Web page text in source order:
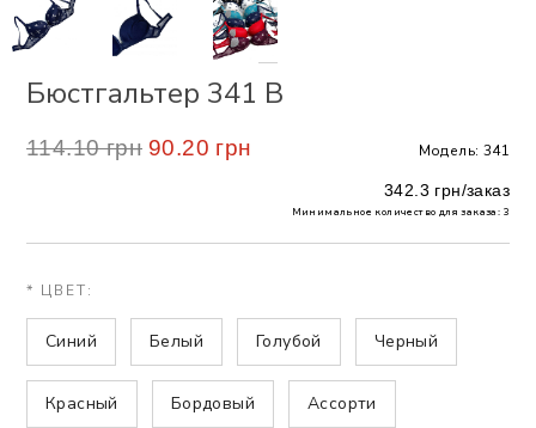
Бюстгальтер 341 В
114.10 грн 90.20 грн Модель: 341
342.3 грн/заказ
Минимальное количество для заказа: 3
* ЦВЕТ:
Синий Белый Голубой Черный
Красный Бордовый Ассорти